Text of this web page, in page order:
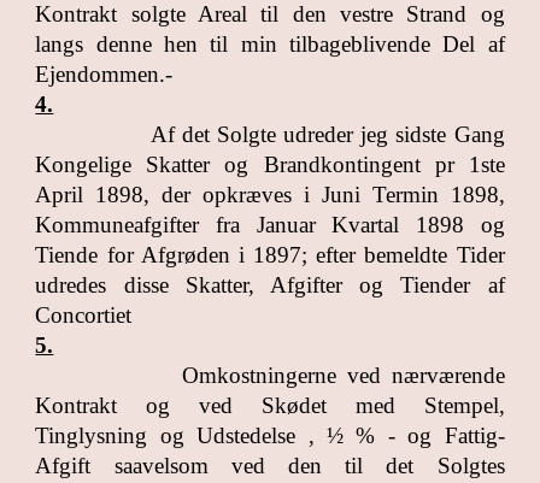
Kontrakt solgte Areal til den vestre Strand og
langs denne hen til min tilbageblivende Del af
Ejendommen.-
4.
Af det Solgte udreder jeg sidste Gang
Kongelige Skatter og Brandkontingent pr 1ste
April 1898, der opkræves i Juni Termin 1898,
Kommuneafgifter fra Januar Kvartal 1898 og
Tiende for Afgrøden i 1897; efter bemeldte Tider
udredes disse Skatter, Afgifter og Tiender af
Concortiet
5.
Omkostningerne ved nærværende
Kontrakt og ved Skødet med Stempel,
Tinglysning og Udstedelse , ½ % - og Fattig-
Afgift saavelsom ved den til det Solgtes